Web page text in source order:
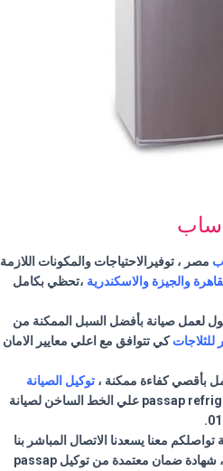
مصر ، توفيرالاحتياجات والمكونات اللازمة
والجيزة والاسكندرية ،تحظي بكامل
لعمل صيانة بأفضل السبل الممكنة من
كي تتوافق مع اعلي معايير الامان
بأقصي كفاءة ممكنة ، توكيل الصيانة
معنا يسعدنا الاتصال المباشر بنا
، شهادة ضمان معتمدة من توكيل passap